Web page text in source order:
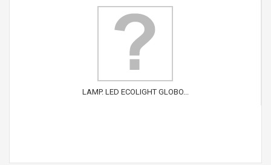
LAMP. LED ECOLIGHT GLOBO...